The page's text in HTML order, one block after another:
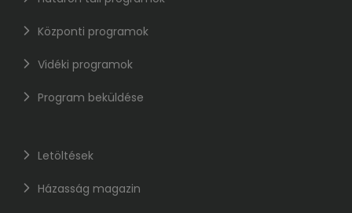
Központi programok
Vidéki programok
Program beküldése
Letöltések
Házasság magazin